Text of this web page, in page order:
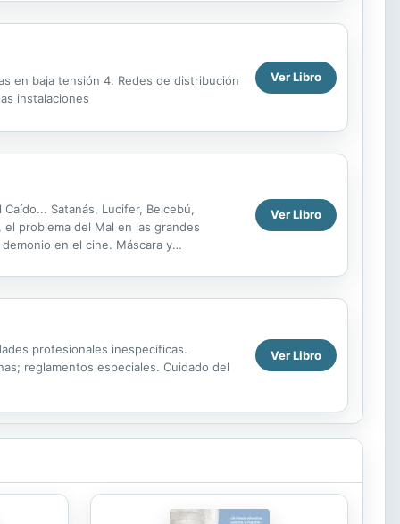
en baja tensión 4. Redes de distribución
instalaciones
Ver Libro
Satanás, Lucifer, Belcebú,
problema del Mal en las grandes
en el cine. Máscara y
Ver Libro
profesionales inespecíficas.
reglamentos especiales. Cuidado del
Ver Libro